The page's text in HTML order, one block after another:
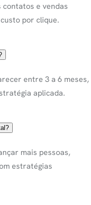
e vendas
por clique.
entre 3 a 6 meses,
aplicada.
mais pessoas,
estratégias